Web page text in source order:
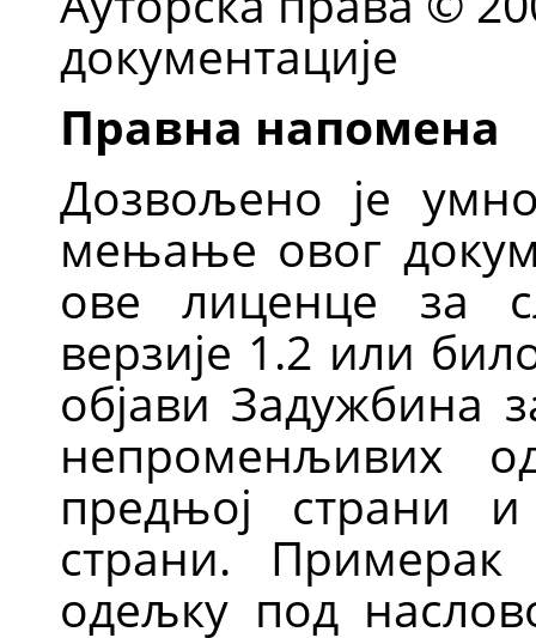
документације
Правна напомена
Дозвољено је
мењање овог
ове лиценце за
верзије 1.2 или
објави Задужбина
непроменљивих
предњој страни
страни.
одељку под